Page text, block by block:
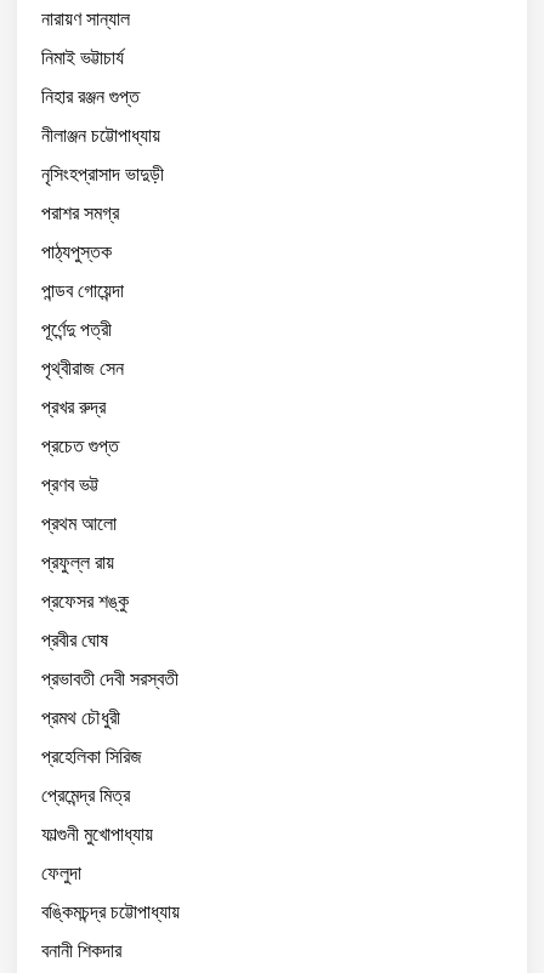
নারায়ণ সান্যাল
নিমাই ভট্টাচার্য
নিহার রঞ্জন গুপ্ত
নীলাঞ্জন চট্টোপাধ্যায়
নৃসিংহপ্রাসাদ ভাদুড়ী
পরাশর সমগ্র
পাঠ্যপুস্তক
পান্ডব গোয়েন্দা
পূর্ণেন্দু পত্রী
পৃথ্বীরাজ সেন
প্রখর রুদ্র
প্রচেত গুপ্ত
প্রণব ভট্ট
প্রথম আলো
প্রফুল্ল রায়
প্রফেসর শঙ্কু
প্রবীর ঘোষ
প্রভাবতী দেবী সরস্বতী
প্রমথ চৌধুরী
প্রহেলিকা সিরিজ
প্রেমেন্দ্র মিত্র
ফাল্গুনী মুখোপাধ্যায়
ফেলুদা
বঙ্কিমচন্দ্র চট্টোপাধ্যায়
বনানী শিকদার